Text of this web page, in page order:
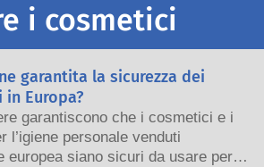
i cosmetici
garantita la sicurezza dei
Europa?
garantiscono che i cosmetici e i
l’igiene personale venduti
europea siano sicuri da usare per le